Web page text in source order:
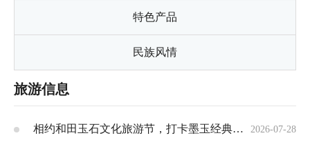
特色产品
民族风情
旅游信息
2026-07-28
相约和田玉石文化旅游节，打卡墨玉经典美景